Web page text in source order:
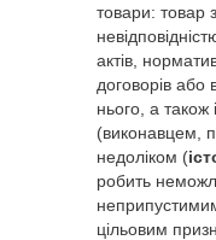
товари: товар
актів,
договорів
нього, а також
(виконавцем,
недоліком (
робить
цільовим